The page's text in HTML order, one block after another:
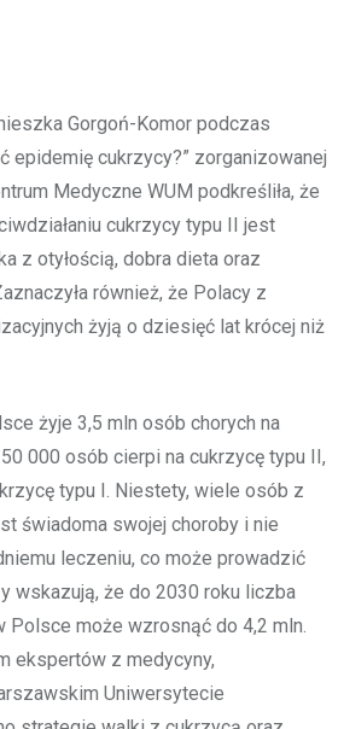
Gorgoń-Komor podczas
epidemię cukrzycy?” zorganizowanej
Medyczne WUM podkreśliła, że
cukrzycy typu II jest
z otyłością, dobra dieta oraz
również, że Polacy z
żyją o dziesięć lat krócej niż
żyje 3,5 mln osób chorych na
000 osób cierpi na cukrzycę typu II,
typu I. Niestety, wiele osób z
świadoma swojej choroby i nie
leczeniu, co może prowadzić
wskazują, że do 2030 roku liczba
Polsce może wzrosnąć do 4,2 mln.
ekspertów z medycyny,
Uniwersytecie